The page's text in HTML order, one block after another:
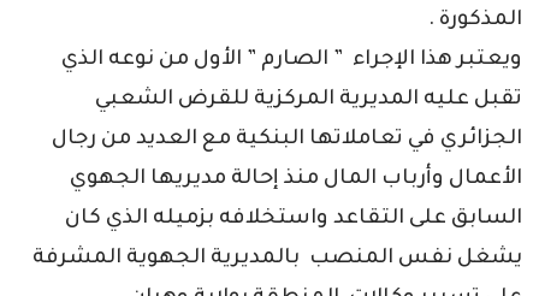
المذكورة .
ويعتبر هذا الإجراء ” الصارم ” الأول من نوعه الذي
تقبل عليه المديرية المركزية للقرض الشعبي
الجزائري في تعاملاتها البنكية مع العديد من رجال
الأعمال وأرباب المال منذ إحالة مديريها الجهوي
السابق على التقاعد واستخلافه بزميله الذي كان
يشغل نفس المنصب بالمديرية الجهوية المشرفة